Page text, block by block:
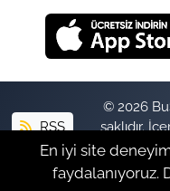
RSS
© 2026
saklıdır.
En iyi site
faydalanıyoruz.